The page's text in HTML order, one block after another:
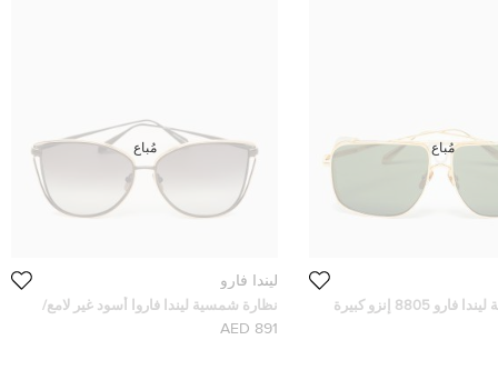
نظارة شمسية ليندا فارو 8805 إنزو كبيرة
اللون
مُباع
ليندا فارو
نظارة شمسية ليندا فاروا أسود غير لامع/
ذهبي اللمعان 8642 ديناه فراشة
891 AED
مُباع